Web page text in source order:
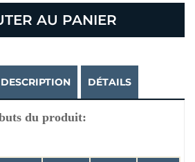
AU PANIER
DESCRIPTION DÉTAILS
du produit: